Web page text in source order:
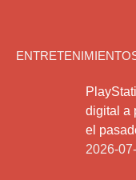
digital a
el
2026-